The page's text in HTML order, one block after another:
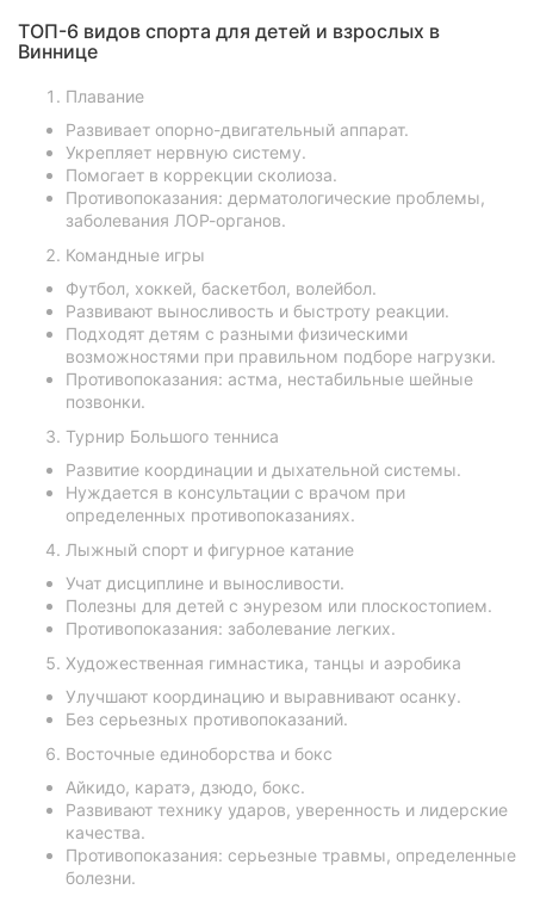
ТОП-6 видов спорта для детей и взрослых в
Виннице
Плавание
Развивает опорно-двигательный аппарат.
Укрепляет нервную систему.
Помогает в коррекции сколиоза.
Противопоказания: дерматологические проблемы,
заболевания ЛОР-органов.
Командные игры
Футбол, хоккей, баскетбол, волейбол.
Развивают выносливость и быстроту реакции.
Подходят детям с разными физическими
возможностями при правильном подборе нагрузки.
Противопоказания: астма, нестабильные шейные
позвонки.
Турнир Большого тенниса
Развитие координации и дыхательной системы.
Нуждается в консультации с врачом при
определенных противопоказаниях.
Лыжный спорт и фигурное катание
Учат дисциплине и выносливости.
Полезны для детей с энурезом или плоскостопием.
Противопоказания: заболевание легких.
Художественная гимнастика, танцы и аэробика
Улучшают координацию и выравнивают осанку.
Без серьезных противопоказаний.
Восточные единоборства и бокс
Айкидо, каратэ, дзюдо, бокс.
Развивают технику ударов, уверенность и лидерские
качества.
Противопоказания: серьезные травмы, определенные
болезни.